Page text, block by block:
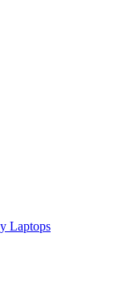
Laptops